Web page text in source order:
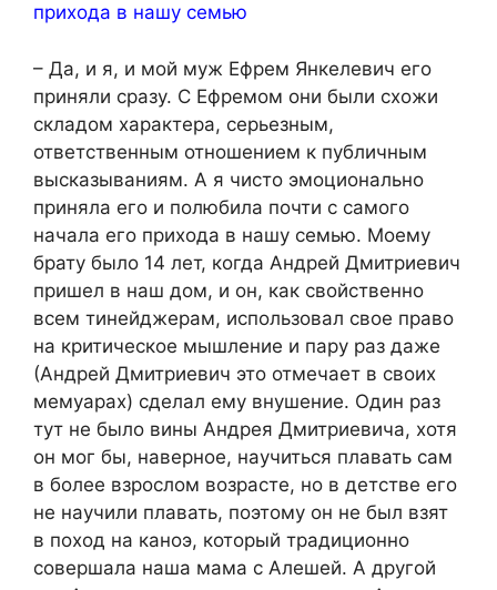
прихода в нашу семью
– Да, и я, и мой муж Ефрем Янкелевич его
приняли сразу. С Ефремом они были схожи
складом характера, серьезным,
ответственным отношением к публичным
высказываниям. А я чисто эмоционально
приняла его и полюбила почти с самого
начала его прихода в нашу семью. Моему
брату было 14 лет, когда Андрей Дмитриевич
пришел в наш дом, и он, как свойственно
всем тинейджерам, использовал свое право
на критическое мышление и пару раз даже
(Андрей Дмитриевич это отмечает в своих
мемуарах) сделал ему внушение. Один раз
тут не было вины Андрея Дмитриевича, хотя
он мог бы, наверное, научиться плавать сам
в более взрослом возрасте, но в детстве его
не научили плавать, поэтому он не был взят
в поход на каноэ, который традиционно
совершала наша мама с Алешей. А другой